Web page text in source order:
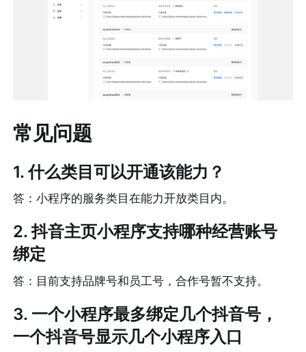
常见问题
1. 什么类目可以开通该能力？
答：小程序的服务类目在能力开放类目内。
2. 抖音主页小程序支持哪种经营账号
绑定
答：目前支持品牌号和员工号，合作号暂不支持。
3. 一个小程序最多绑定几个抖音号，
一个抖音号显示几个小程序入口